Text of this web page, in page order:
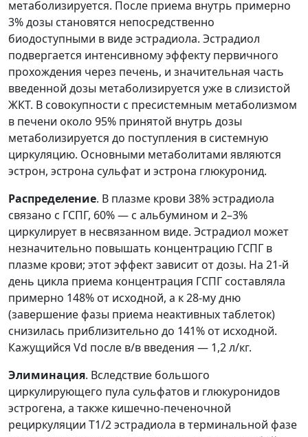
метаболизируется. После приема внутрь примерно
3% дозы становятся непосредственно
биодоступными в виде эстрадиола. Эстрадиол
подвергается интенсивному эффекту первичного
прохождения через печень, и значительная часть
введенной дозы метаболизируется уже в слизистой
ЖКТ. В совокупности с пресистемным метаболизмом
в печени около 95% принятой внутрь дозы
метаболизируется до поступления в системную
циркуляцию. Основными метаболитами являются
эстрон, эстрона сульфат и эстрона глюкуронид.
Распределение. В плазме крови 38% эстрадиола
связано с ГСПГ, 60% — с альбумином и 2–3%
циркулирует в несвязанном виде. Эстрадиол может
незначительно повышать концентрацию ГСПГ в
плазме крови; этот эффект зависит от дозы. На 21-й
день цикла приема концентрация ГСПГ составляла
примерно 148% от исходной, а к 28-му дню
(завершение фазы приема неактивных таблеток)
снизилась приблизительно до 141% от исходной.
Кажущийся Vd после в/в введения — 1,2 л/кг.
Элиминация. Вследствие большого
циркулирующего пула сульфатов и глюкуронидов
эстрогена, а также кишечно-печеночной
рециркуляции T1/2 эстрадиола в терминальной фазе